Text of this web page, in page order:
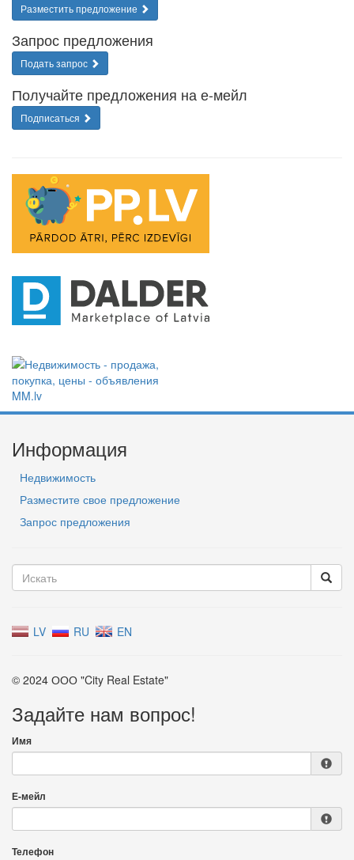
Разместить предложение
Запрос предложения
Подать запрос
Получайте предложения на е-мейл
Подписаться
Информация
Недвижимость
Разместите свое предложение
Запрос предложения
LV RU EN
© 2024 ООО "City Real Estate"
Задайте нам вопрос!
Имя
Е-мейл
Телефон